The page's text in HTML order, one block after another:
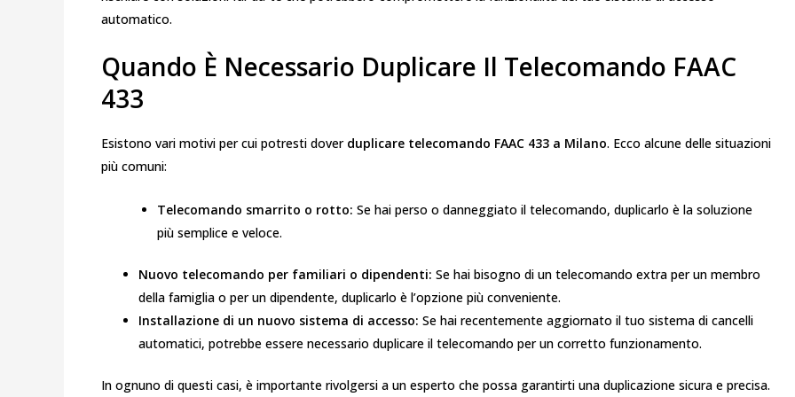
automatico.
Quando È Necessario Duplicare Il Telecomando FAAC
433
Esistono vari motivi per cui potresti dover duplicare telecomando FAAC 433 a Milano. Ecco alcune delle situazioni
più comuni:
Telecomando smarrito o rotto: Se hai perso o danneggiato il telecomando, duplicarlo è la soluzione
più semplice e veloce.
Nuovo telecomando per familiari o dipendenti: Se hai bisogno di un telecomando extra per un membro
della famiglia o per un dipendente, duplicarlo è l’opzione più conveniente.
Installazione di un nuovo sistema di accesso: Se hai recentemente aggiornato il tuo sistema di cancelli
automatici, potrebbe essere necessario duplicare il telecomando per un corretto funzionamento.
In ognuno di questi casi, è importante rivolgersi a un esperto che possa garantirti una duplicazione sicura e precisa.